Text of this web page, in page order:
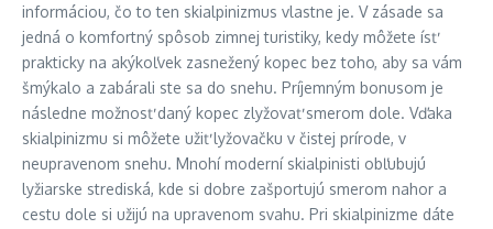
informáciou, čo to ten skialpinizmus vlastne je. V zásade sa
jedná o komfortný spôsob zimnej turistiky, kedy môžete ísť
prakticky na akýkoľvek zasnežený kopec bez toho, aby sa vám
šmýkalo a zabárali ste sa do snehu. Príjemným bonusom je
následne možnosť daný kopec zlyžovať smerom dole. Vďaka
skialpinizmu si môžete užiť lyžovačku v čistej prírode, v
neupravenom snehu. Mnohí moderní skialpinisti obľubujú
lyžiarske strediská, kde si dobre zašportujú smerom nahor a
cestu dole si užijú na upravenom svahu. Pri skialpinizme dáte